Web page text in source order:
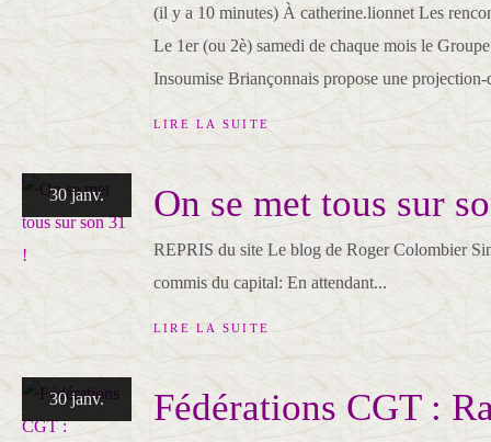
(il y a 10 minutes) À catherine.lionnet Les
Le 1er (ou 2è) samedi de chaque mois le
Insoumise Briançonnais propose une projection-
LIRE LA SUITE
30 janv. On se met tous sur
REPRIS du site Le blog de Roger Colombier
commis du capital: En attendant...
LIRE LA SUITE
30 janv. Fédérations CGT :